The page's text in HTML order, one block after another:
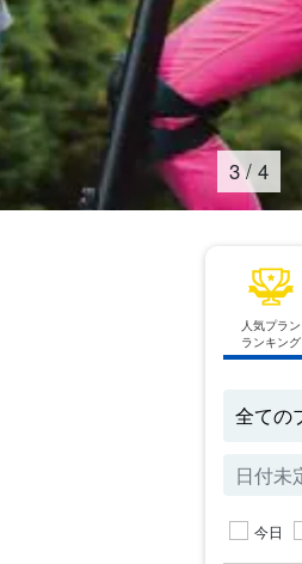
4/ 4
人気プラン
ランキング
今日